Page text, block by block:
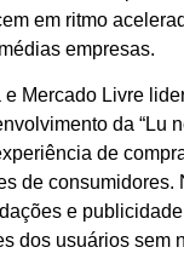
em ritmo
empresas.
Mercado Livre
da “Lu
de
de
e
dos usuários sem